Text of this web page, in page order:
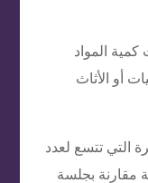
المواد
أو الأثاث
التي تتسع لعدد
مقارنة بجلسة